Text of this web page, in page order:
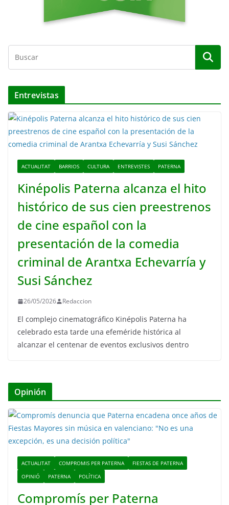
Entrevistas
ACTUALITAT BARRIOS CULTURA ENTREVISTES PATERNA
Kinépolis Paterna alcanza el hito
histórico de sus cien preestrenos
de cine español con la
presentación de la comedia
criminal de Arantxa Echevarría y
Susi Sánchez
26/05/2026 Redaccion
El complejo cinematográfico Kinépolis Paterna ha
celebrado esta tarde una efeméride histórica al
alcanzar el centenar de eventos exclusivos dentro
Opinión
ACTUALITAT COMPROMIS PER PATERNA
FIESTAS DE PATERNA
OPINIÓ
PATERNA POLÍTICA
Compromís per Paterna